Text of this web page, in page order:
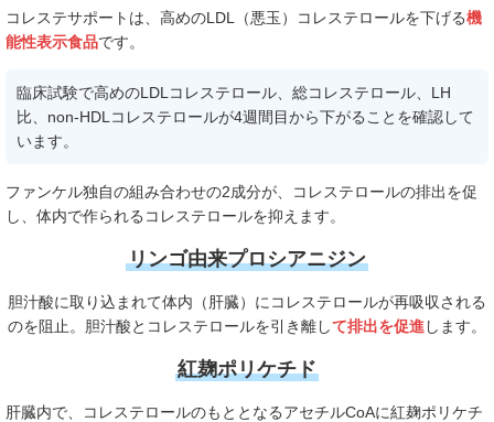
コレステサポートは、高めのLDL（悪玉）コレステロールを下げる機
能性表示食品です。
臨床試験で高めのLDLコレステロール、総コレステロール、LH
比、non-HDLコレステロールが4週間目から下がることを確認して
います。
ファンケル独自の組み合わせの2成分が、コレステロールの排出を促
し、体内で作られるコレステロールを抑えます。
リンゴ由来プロシアニジン
胆汁酸に取り込まれて体内（肝臓）にコレステロールが再吸収される
のを阻止。胆汁酸とコレステロールを引き離して排出を促進 します。
紅麹ポリケチド
肝臓内で、コレステロールのもととなるアセチルCoAに紅麹ポリケチ